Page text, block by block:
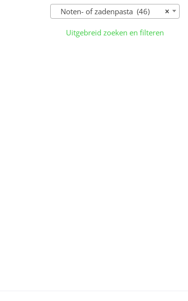
×
Noten- of zadenpasta (46)
Uitgebreid zoeken en filteren